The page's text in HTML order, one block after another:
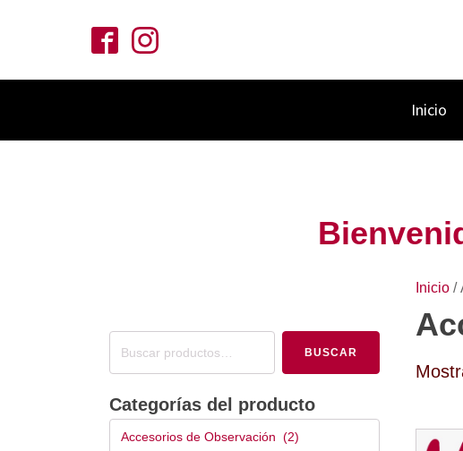
Inicio
Buscar
BUSCAR
Categorías del producto
Accesorios de Observación (2)
Inicio /